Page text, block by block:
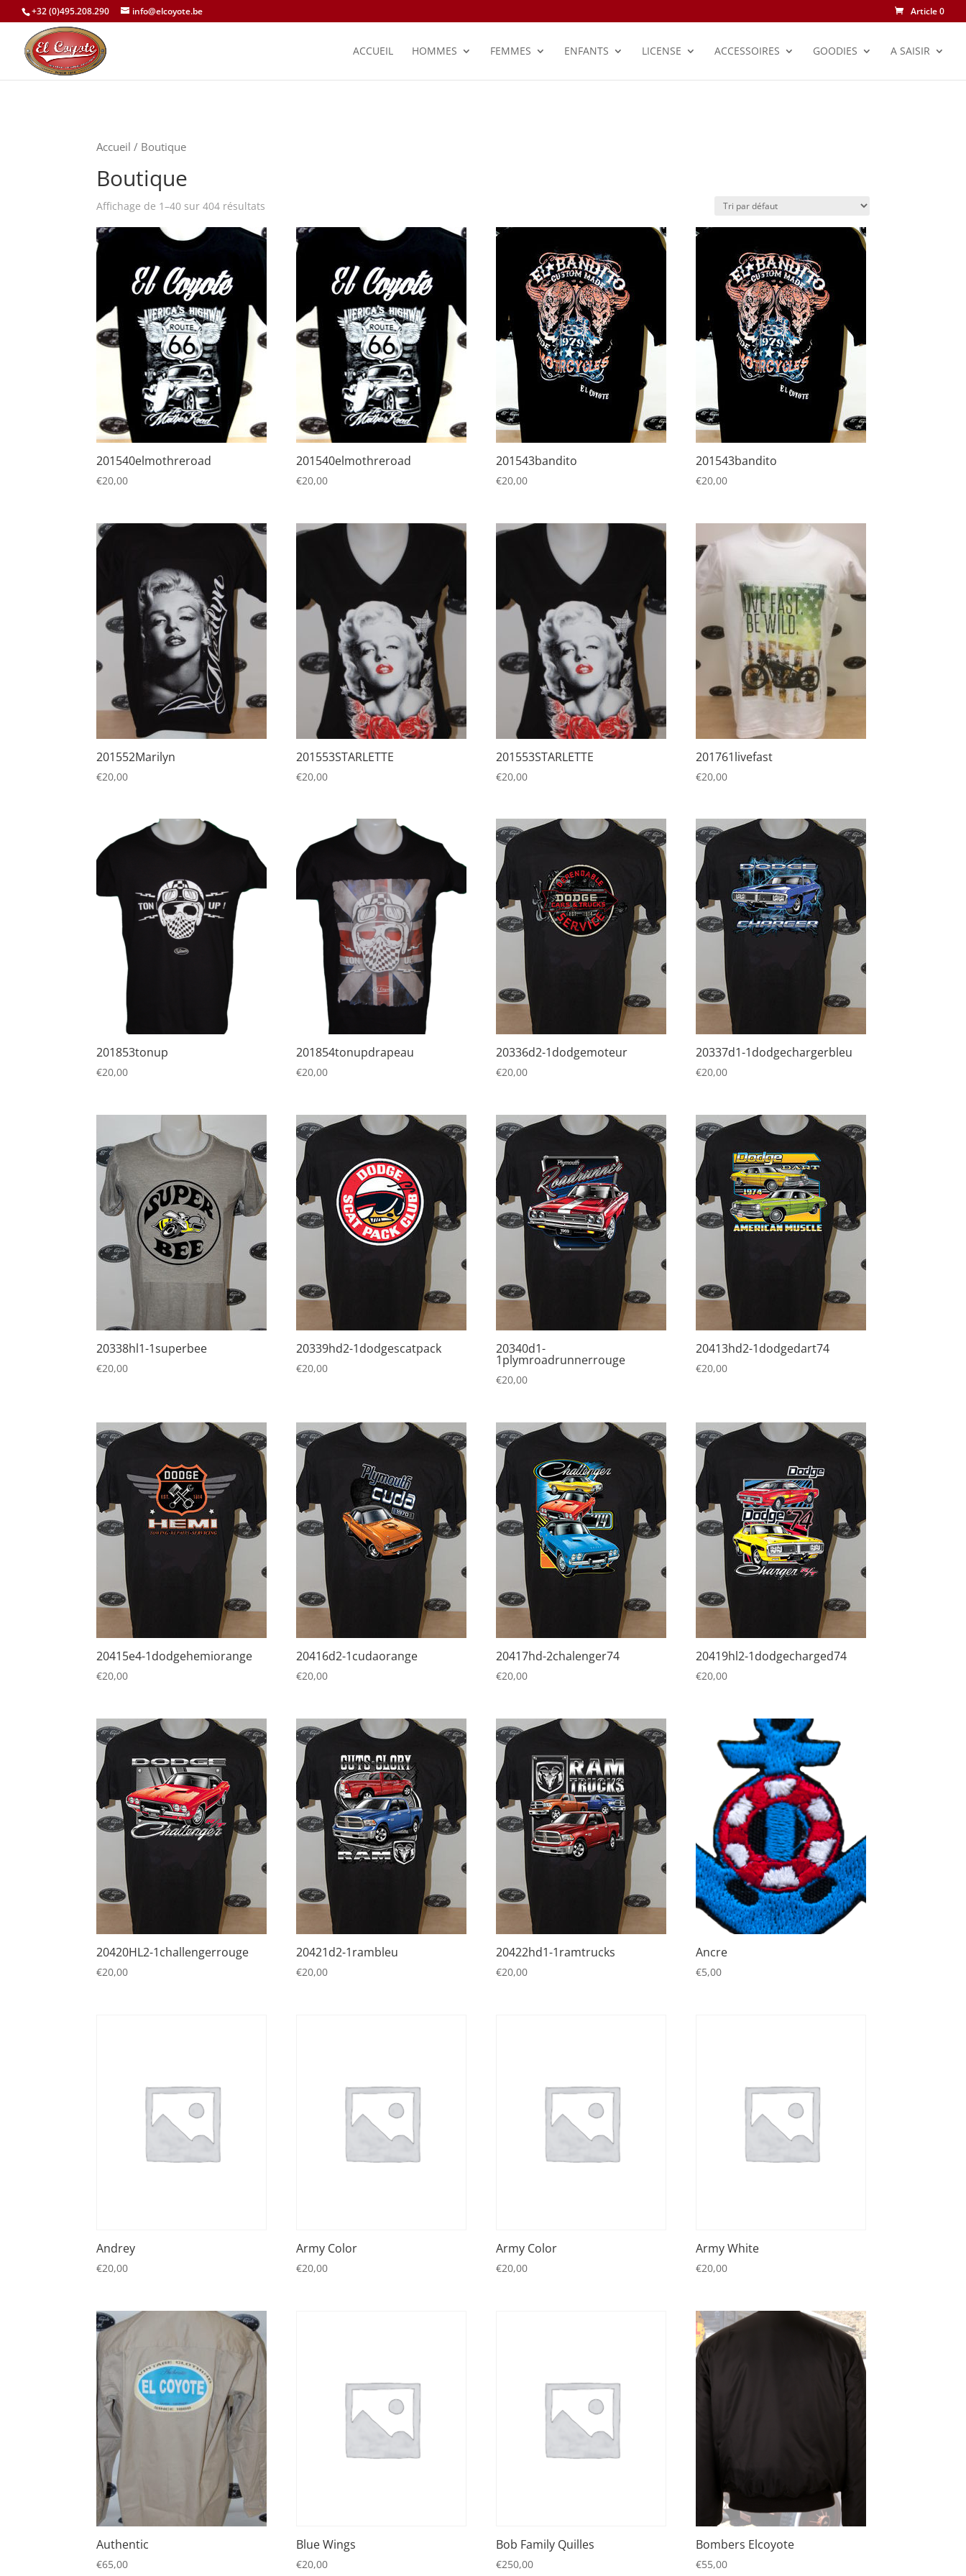
+32 (0)495.208.290 info@elcoyote.be Article 0
ACCUEIL HOMMES FEMMES ENFANTS LICENSE ACCESSOIRES GOODIES A SAISIR
Accueil / Boutique
Boutique
Affichage de 1–40 sur 404 résultats
201540elmothreroad
€20,00
201540elmothreroad
€20,00
201543bandito
€20,00
201543bandito
€20,00
201552Marilyn
€20,00
201553STARLETTE
€20,00
201553STARLETTE
€20,00
201761livefast
€20,00
201853tonup
€20,00
201854tonupdrapeau
€20,00
20336d2-1dodgemoteur
€20,00
20337d1-1dodgechargerbleu
€20,00
20338hl1-1superbee
€20,00
20339hd2-1dodgescatpack
€20,00
20340d1-
1plymroadrunnerrouge
€20,00
20413hd2-1dodgedart74
€20,00
20415e4-1dodgehemiorange
€20,00
20416d2-1cudaorange
€20,00
20417hd-2chalenger74
€20,00
20419hl2-1dodgecharged74
€20,00
20420HL2-1challengerrouge
€20,00
20421d2-1rambleu
€20,00
20422hd1-1ramtrucks
€20,00
Ancre
€5,00
Andrey
€20,00
Army Color
€20,00
Army Color
€20,00
Army White
€20,00
Authentic
€65,00
Blue Wings
€20,00
Bob Family Quilles
€250,00
Bombers Elcoyote
€55,00